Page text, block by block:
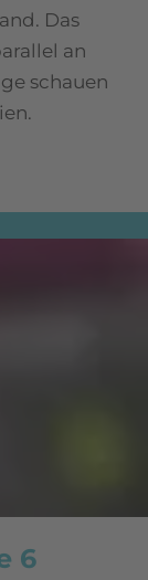
Das
an
schauen
6